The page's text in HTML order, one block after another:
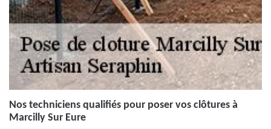
Nos techniciens qualifiés pour poser vos clôtures à
Marcilly Sur Eure